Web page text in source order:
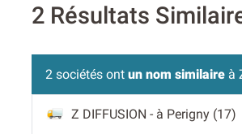
2 Résultats
2 sociétés ont un nom similaire à
Z DIFFUSION - à Perigny (17)